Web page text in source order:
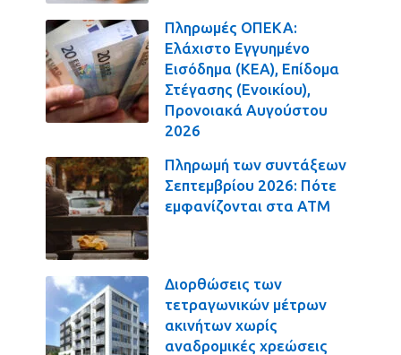
Πληρωμές ΟΠΕΚΑ:
Ελάχιστο Εγγυημένο
Εισόδημα (ΚΕΑ), Επίδομα
Στέγασης (Ενοικίου),
Προνοιακά Αυγούστου
2026
Πληρωμή των συντάξεων
Σεπτεμβρίου 2026: Πότε
εμφανίζονται στα ΑΤΜ
Διορθώσεις των
τετραγωνικών μέτρων
ακινήτων χωρίς
αναδρομικές χρεώσεις